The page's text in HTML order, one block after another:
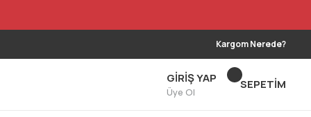
Kargom Nerede?
GİRİŞ YAP
Üye Ol
SEPETİM